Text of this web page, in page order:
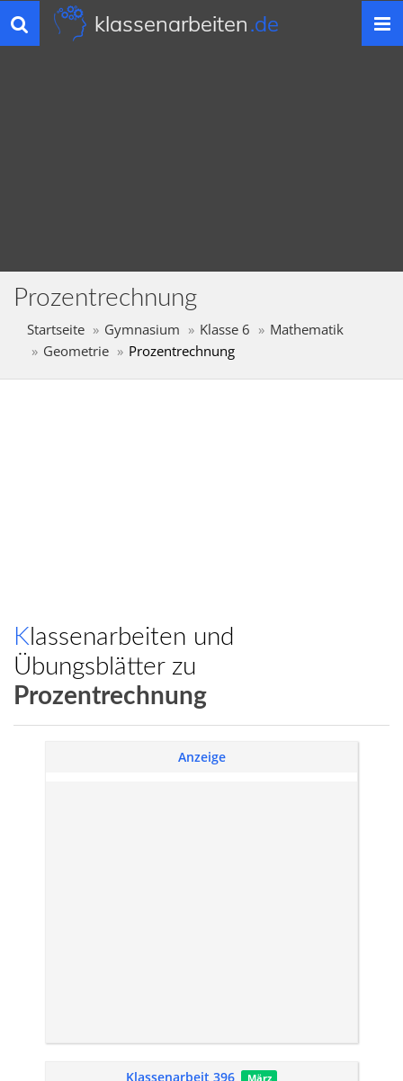
Toggle
navigation
klassenarbeiten.de
Prozentrechnung
Startseite Gymnasium Klasse 6
Mathematik
Geometrie
Prozentrechnung
Klassenarbeiten und
Übungsblätter zu
Prozentrechnung
Anzeige
Klassenarbeit 396 März